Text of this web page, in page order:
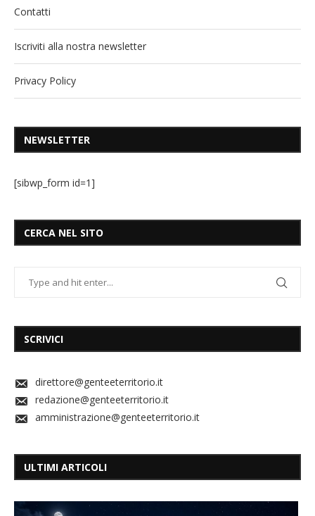
Contatti
Iscriviti alla nostra newsletter
Privacy Policy
NEWSLETTER
[sibwp_form id=1]
CERCA NEL SITO
SCRIVICI
direttore@genteeterritorio.it
redazione@genteeterritorio.it
amministrazione@genteeterritorio.it
ULTIMI ARTICOLI